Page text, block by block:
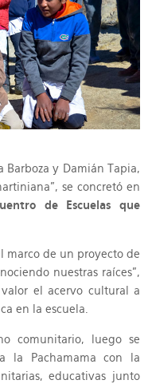
y Damián Tapia,
se concretó en
de Escuelas que
marco de un proyecto de
nuestras raíces”,
el acervo cultural a
en la escuela.
comunitario, luego se
la Pachamama con la
educativas junto